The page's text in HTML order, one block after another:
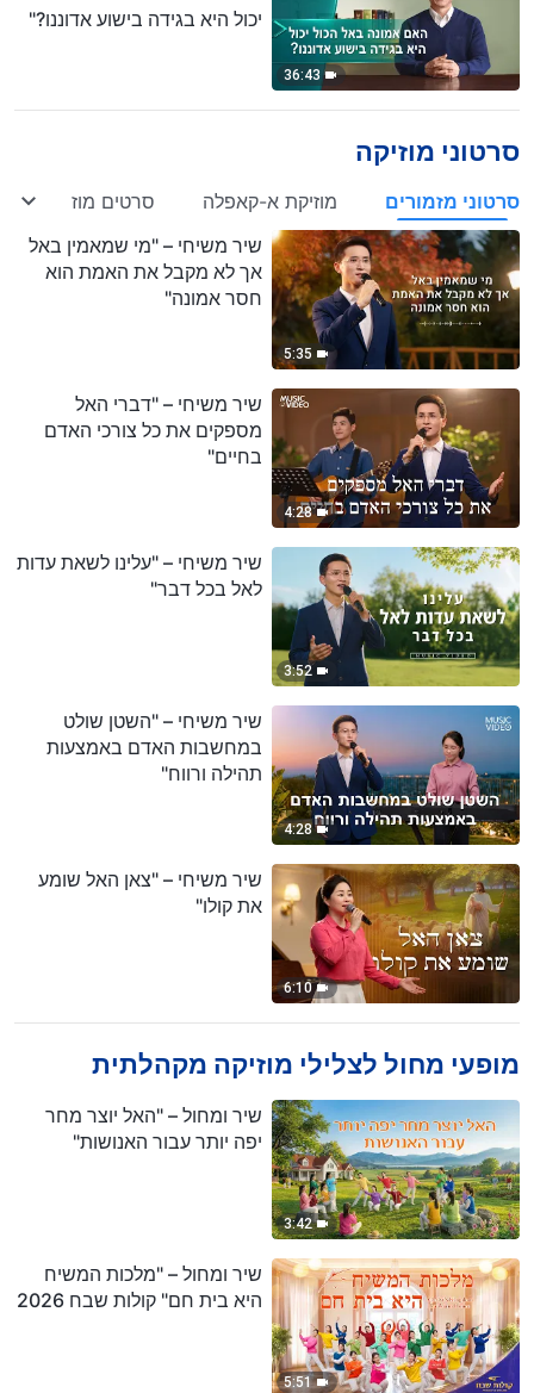
36:43
יכול היא בגידה בישוע אדוננו?"
סרטוני מוזיקה
סרטוני מזמורים מוזיקת א-קאפלה סרטים מוזיקליים
5:35
שיר משיחי – "מי שמאמין באל
אך לא מקבל את האמת הוא
חסר אמונה"
4:28
שיר משיחי – "דברי האל
מספקים את כל צורכי האדם
בחיים"
3:52
שיר משיחי – "עלינו לשאת עדות
לאל בכל דבר"
4:28
שיר משיחי – "השטן שולט
במחשבות האדם באמצעות
תהילה ורווח"
6:10
שיר משיחי – "צאן האל שומע
את קולו"
מופעי מחול לצלילי מוזיקה מקהלתית
3:42
שיר ומחול – "האל יוצר מחר
יפה יותר עבור האנושות"
5:51
שיר ומחול – "מלכות המשיח
היא בית חם" קולות שבח 2026